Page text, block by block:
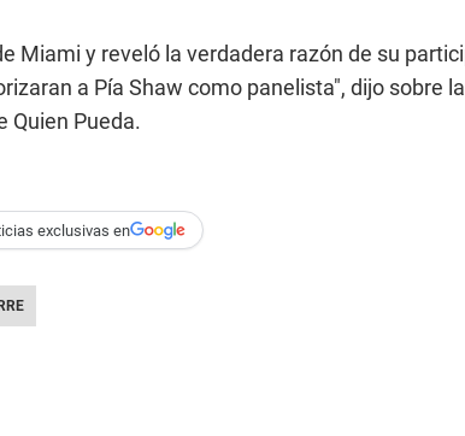
Miami y reveló la verdadera razón de su
a Pía Shaw como panelista", dijo sobre la
Quien Pueda.
exclusivas en